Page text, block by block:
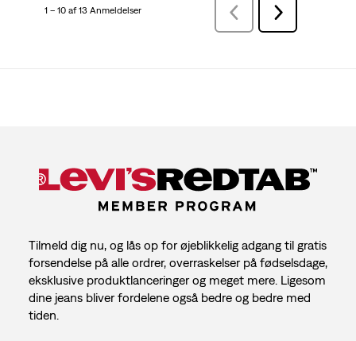
1 – 10 af 13 Anmeldelser ForrigeAnmeldelser
Næste
Anmeldelser
Tilmeld dig nu, og lås op for øjeblikkelig adgang til gratis
forsendelse på alle ordrer, overraskelser på fødselsdage,
eksklusive produktlanceringer og meget mere. Ligesom
dine jeans bliver fordelene også bedre og bedre med
tiden.